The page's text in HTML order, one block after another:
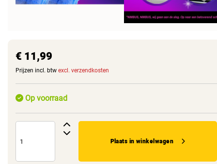
€ 11,99
Prijzen incl. btw excl. verzendkosten
Op voorraad
Plaats in winkelwagen